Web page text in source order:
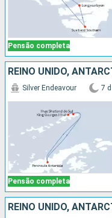
Pensão completa
REINO UNIDO,
Pensão completa
Silver Endeavour 7 d
REINO UNIDO,